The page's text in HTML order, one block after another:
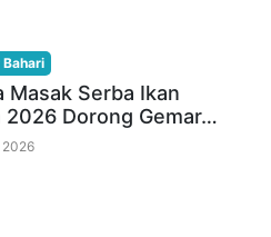
Masak Serba Ikan
2026 Dorong Gemar…